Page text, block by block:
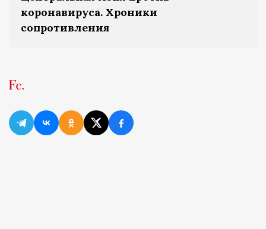
коронавируса. Хроники
сопротивления